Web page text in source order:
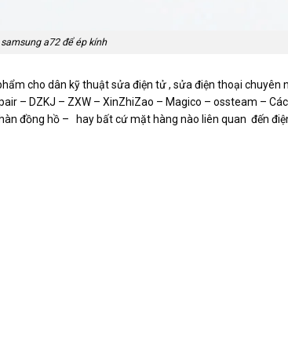
a72 để ép kính
cho dân kỹ thuật sửa điện tử , sửa điện thoại chuyên
– DZKJ – ZXW – XinZhiZao – Magico – ossteam –
đồng hồ – hay bất cứ mặt hàng nào liên quan đến